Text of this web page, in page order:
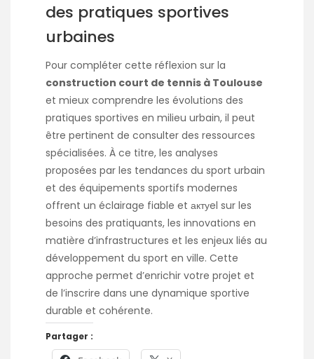
des pratiques sportives
urbaines
Pour compléter cette réflexion sur la
construction court de tennis à Toulouse
et mieux comprendre les évolutions des
pratiques sportives en milieu urbain, il peut
être pertinent de consulter des ressources
spécialisées. À ce titre, les analyses
proposées par les tendances du sport urbain
et des équipements sportifs modernes
offrent un éclairage fiable et актуel sur les
besoins des pratiquants, les innovations en
matière d’infrastructures et les enjeux liés au
développement du sport en ville. Cette
approche permet d’enrichir votre projet et
de l’inscrire dans une dynamique sportive
durable et cohérente.
Partager :